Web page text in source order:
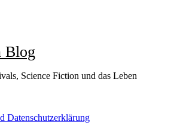
Blog
Science Fiction und das Leben
Datenschutzerklärung